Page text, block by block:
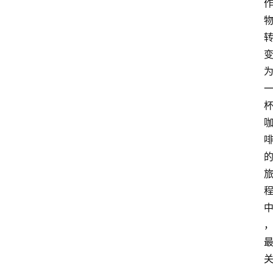
作
物
转
变
为
一
杯
咖
啡
的
旅
程
中
，
最
关